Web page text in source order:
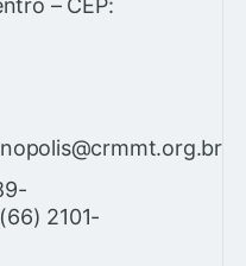
– CEP:
(66) 2101-